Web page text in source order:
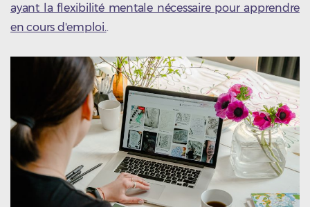
ayant la flexibilité mentale nécessaire pour apprendre
en cours d'emploi..